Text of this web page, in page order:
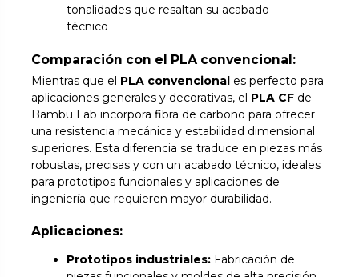
tonalidades que resaltan su acabado
técnico
Comparación con el PLA convencional:
Mientras que el PLA convencional es perfecto para
aplicaciones generales y decorativas, el PLA CF de
Bambu Lab incorpora fibra de carbono para ofrecer
una resistencia mecánica y estabilidad dimensional
superiores. Esta diferencia se traduce en piezas más
robustas, precisas y con un acabado técnico, ideales
para prototipos funcionales y aplicaciones de
ingeniería que requieren mayor durabilidad.
Aplicaciones:
Prototipos industriales: Fabricación de